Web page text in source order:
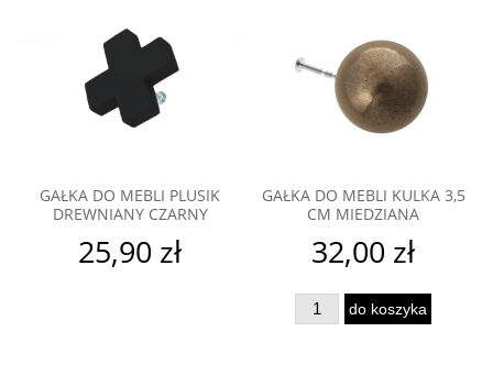
GAŁKA DO MEBLI PLUSIK
DREWNIANY CZARNY
25,90 zł
GAŁKA DO MEBLI KULKA 3,5
CM MIEDZIANA
32,00 zł
do koszyka